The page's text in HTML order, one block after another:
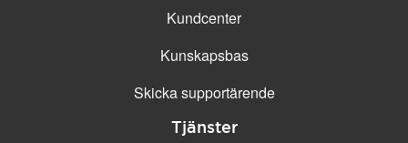
Kundcenter
Kunskapsbas
Skicka supportärende
Tjänster